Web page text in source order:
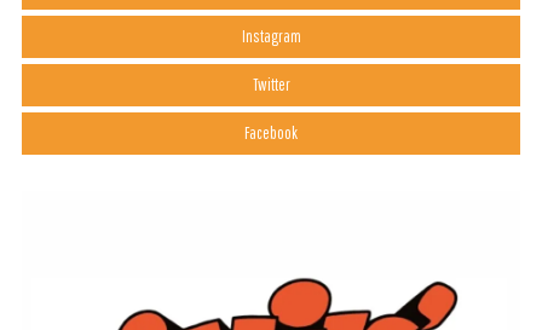
Instagram
Twitter
Facebook